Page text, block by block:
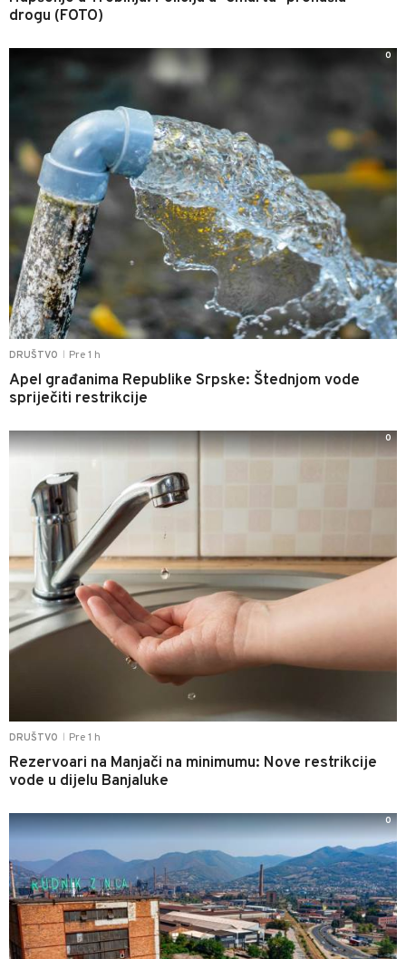
drogu (FOTO)
DRUŠTVO Pre 1 h
Apel građanima Republike Srpske: Štednjom vode
spriječiti restrikcije
0
DRUŠTVO Pre 1 h
Rezervoari na Manjači na minimumu: Nove restrikcije
vode u dijelu Banjaluke
0
0